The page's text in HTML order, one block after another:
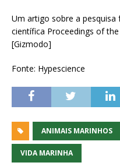
Um artigo sobre a pesquisa
científica Proceedings of
[Gizmodo]
Fonte: Hypescience
ANIMAIS MARINHOS
VIDA MARINHA